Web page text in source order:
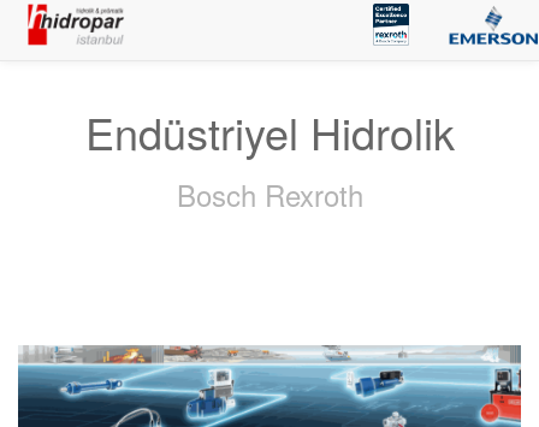
Endüstriyel Hidrolik
Bosch Rexroth